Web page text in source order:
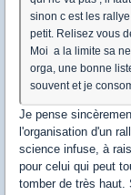
sinon c est les
petit. Relisez vous
Moi a la limite sa
orga, une bonne
souvent et je
Je pense
l'organisation d'un
science infuse, à
pour celui qui peut
tomber de très haut.